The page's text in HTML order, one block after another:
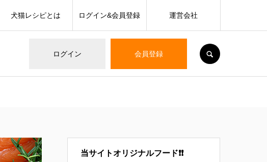
ログイン 会員登録
犬猫レシピとは ログイン&会員登録 運営会社
当サイトオリジナルフード❗❗